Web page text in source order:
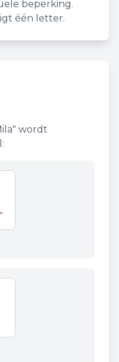
beperking.
één letter.
" wordt